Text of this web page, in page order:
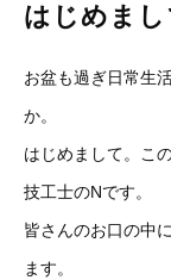
はじめまし
お盆も過ぎ日常生
か。
はじめまして。こ
技工士のNです。
皆さんのお口の中
ます。